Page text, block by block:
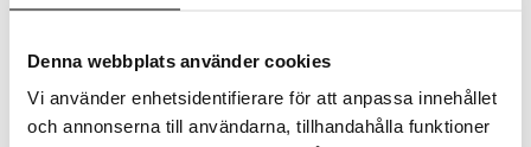
Denna webbplats använder cookies
Vi använder enhetsidentifierare för att anpassa innehållet
och annonserna till användarna, tillhandahålla funktioner
tarkkuusvaahtosieni, joiden avulla voit määritellä ja lisätä
Saatavana 10 täydellisesti yhteensopivaa väriparia. Pehmeistä
neutraaleista rohkeisiin sinisiin sävyihin värit on suunniteltu